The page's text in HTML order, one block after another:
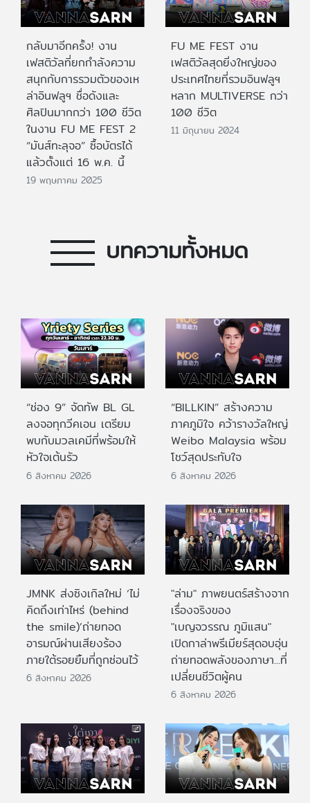
กลับมาอีกครั้ง! งาน
เฟสติวัลที่ยกกำลังความ
สนุกกับการรวมตัวของเห
ล่าอินฟลูฯ ชื่อดังและ
ศิลปินมากกว่า 100 ชีวิต
ในงาน FU ME FEST 2
“มันส์ทะลุจอ” ซื้อบัตรได้
แล้วตั้งแต่ 16 พ.ค. นี้
19 พฤษภาคม 2025
FU ME FEST งาน
เฟสติวัลสุดยิ่งใหญ่ของ
ประเทศไทยที่รวมอินฟลูฯ
หลาก MULTIVERSE กว่า
100 ชีวิต
11 มิถุนายน 2024
บทความทั้งหมด
“ช่อง 9” จัดทัพ BL GL
ลงจอทุกวีคเอน เตรียม
พบกับมวลเคมีที่พร้อมให้
หัวใจเต้นรัว
6 สิงหาคม 2026
“BILLKIN” สร้างความ
ภาคภูมิใจ คว้ารางวัลใหญ่
Weibo Malaysia พร้อม
โชว์สุดประทับใจ
6 สิงหาคม 2026
JMNK ส่งซิงเกิลใหม่ ‘ไม่
คิดถึงเท่าไหร่ (behind
the smile)’ถ่ายทอด
อารมณ์ผ่านเสียงร้อง
ภายใต้รอยยิ้มที่ถูกซ่อนไว้
6 สิงหาคม 2026
"ล่าม" ภาพยนตร์สร้างจาก
เรื่องจริงของ
"เบญจวรรณ ภูมิแสน"
เปิดกาล่าพรีเมียร์สุดอบอุ่น
ถ่ายทอดพลังของภาษา...ที่
เปลี่ยนชีวิตผู้คน
6 สิงหาคม 2026